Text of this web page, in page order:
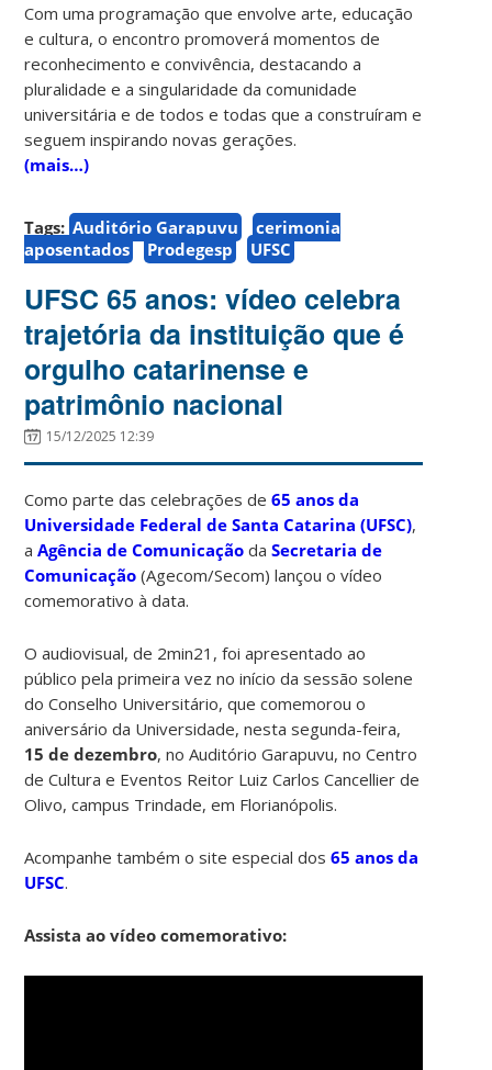
Com uma programação que envolve arte, educação
e cultura, o encontro promoverá momentos de
reconhecimento e convivência, destacando a
pluralidade e a singularidade da comunidade
universitária e de todos e todas que a construíram e
seguem inspirando novas gerações.
(mais…)
Tags: Auditório Garapuvu
cerimonia
aposentados
Prodegesp UFSC
UFSC 65 anos: vídeo celebra
trajetória da instituição que é
orgulho catarinense e
patrimônio nacional
15/12/2025 12:39
Como parte das celebrações de65 anos da
Universidade Federal de Santa Catarina (UFSC),
aAgência de Comunicação daSecretaria de
Comunicação (Agecom/Secom) lançou o vídeo
comemorativo à data.
O audiovisual, de 2min21, foi apresentado ao
público pela primeira vez no início da sessão solene
do Conselho Universitário, que comemorou o
aniversário da Universidade, nesta segunda-feira,
15 de dezembro, no Auditório Garapuvu, no Centro
de Cultura e Eventos Reitor Luiz Carlos Cancellier de
Olivo, campus Trindade, em Florianópolis.
Acompanhe também o site especial dos65 anos da
UFSC.
Assista ao vídeo comemorativo: